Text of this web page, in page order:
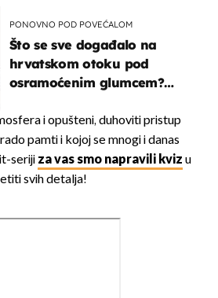
PONOVNO POD POVEĆALOM
Što se sve događalo na
hrvatskom otoku pod
osramoćenim glumcem?
izazivaju nevjericu
i opušteni, duhoviti pristup
pamti i kojoj se mnogi i danas
seriji za vas smo napravili kviz u
svih detalja!